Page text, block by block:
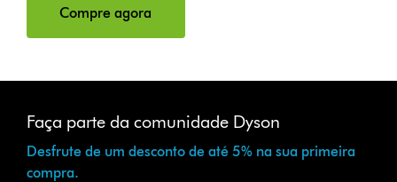
Compre agora
Faça parte da comunidade Dyson​
Desfrute de um desconto de até 5% na sua primeira
compra.​